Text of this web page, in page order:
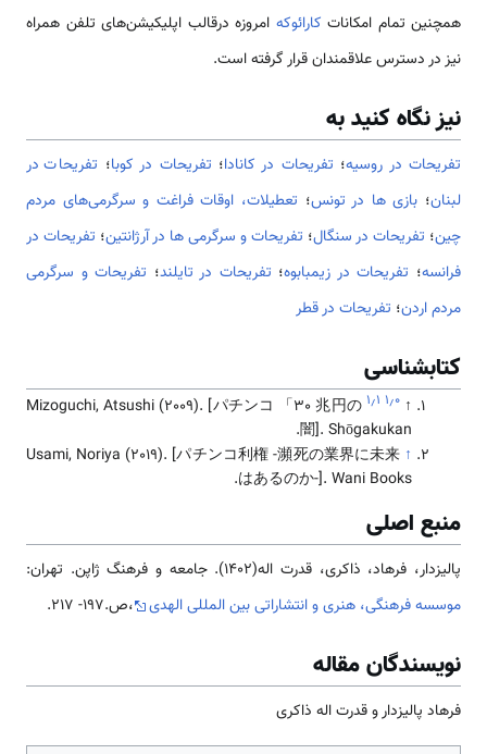
همچنین تمام امکانات کارائوکه امروزه درقالب اپلیکیشن‌های تلفن همراه
نیز در دسترس علاقمندان قرار گرفته است.
نیز نگاه کنید به
تفریحات در روسیه؛ تفریحات در کانادا؛ تفریحات در کوبا؛ تفریحات در
لبنان؛ بازی ها در تونس؛ تعطیلات، اوقات فراغت و سرگرمی­‌های مردم
چین؛ تفریحات در سنگال؛ تفریحات و سرگرمی ها در آرژانتین؛ تفریحات در
فرانسه؛ تفریحات در زیمبابوه؛ تفریحات در تایلند؛ تفریحات و سرگرمی
مردم اردن؛ تفریحات در قطر
کتابشناسی
↑ ۱٫۰ ۱٫۱ Mizoguchi, Atsushi (2009). [パチンコ 「30 兆円の
闇]. Shōgakukan.
↑
Usami, Noriya (2019). [パチンコ利権 -瀕死の業界に未来
はあるのか-]. Wani Books.
منبع اصلی
پالیزدار، فرهاد، ذاکری، قدرت اله(1402). جامعه و فرهنگ ژاپن. تهران:
موسسه فرهنگی، هنری و انتشاراتی بین المللی الهدی
،ص.197- 217.
نویسندگان مقاله
فرهاد پالیزدار و قدرت اله ذاکری